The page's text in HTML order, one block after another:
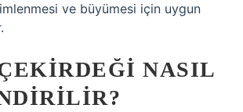
ve büyümesi için uygun
NASIL